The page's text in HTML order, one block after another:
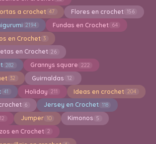
a crochet 47 Flores en crochet 156
2194 Fundas en Crochet 64
en Crochet 3
en Crochet 26
282 Grannys square 222
32 Guirnaldas 12
41 Holiday 211 Ideas en crochet 204
6 Jersey en Crochet 118
12 Jumper 10 Kimonos 5
en Crochet 2